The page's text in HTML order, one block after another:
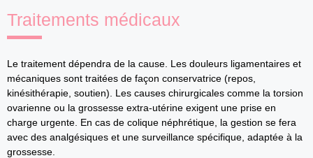
Traitements médicaux
Le traitement dépendra de la cause. Les douleurs ligamentaires et
mécaniques sont traitées de façon conservatrice (repos,
kinésithérapie, soutien). Les causes chirurgicales comme la torsion
ovarienne ou la grossesse extra‑utérine exigent une prise en
charge urgente. En cas de colique néphrétique, la gestion se fera
avec des analgésiques et une surveillance spécifique, adaptée à la
grossesse.